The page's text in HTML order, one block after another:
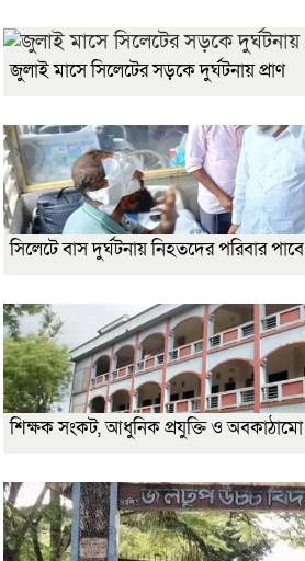
জুলাই মাসে সিলেটের সড়কে দুর্ঘটনায় প্রাণ
সিলেটে বাস দুর্ঘটনায় নিহতদের পরিবার পাবে
শিক্ষক সংকট, আধুনিক প্রযুক্তি ও অবকাঠামো